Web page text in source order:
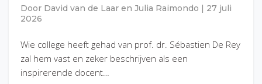
Door David van de Laar en Julia Raimondo
27 juli
2026
Wie college heeft gehad van prof. dr. Sébastien De Rey
zal hem vast en zeker beschrijven als een
inspirerende docent…